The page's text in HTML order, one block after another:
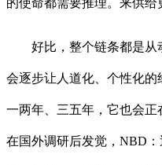
的使命都需要推理。来供给
好比，整个链条都是从
会逐步让人道化、个性化
一两年、三五年，它也会
在国外调研后发觉，NBD